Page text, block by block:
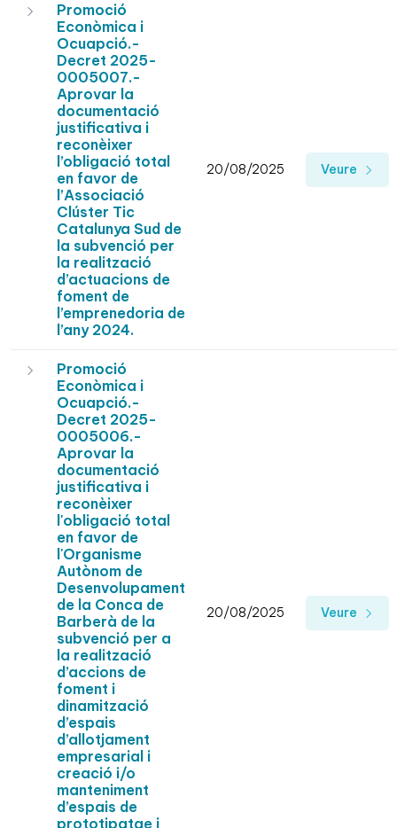
Promoció
Econòmica i
Ocuapció.-
Decret 2025-
0005007.-
Aprovar la
documentació
justificativa i
reconèixer
l’obligació total
en favor de
l’Associació
Clúster Tic
Catalunya Sud de
la subvenció per
la realització
d’actuacions de
foment de
l’emprenedoria de
l’any 2024.
20/08/2025 Veure
Promoció
Econòmica i
Ocuapció.-
Decret 2025-
0005006.-
Aprovar la
documentació
justificativa i
reconèixer
l'obligació total
en favor de
l'Organisme
Autònom de
Desenvolupament
de la Conca de
Barberà de la
subvenció per a
la realització
d’accions de
foment i
dinamització
d’espais
d’allotjament
empresarial i
creació i/o
manteniment
d’espais de
prototipatge i
20/08/2025 Veure